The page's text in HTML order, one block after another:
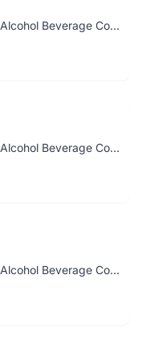
Sabeco - Saigon Beer Alcohol Beverage Corp.
Sabeco - Saigon Beer Alcohol Beverage Corp.
Sabeco - Saigon Beer Alcohol Beverage Corp.